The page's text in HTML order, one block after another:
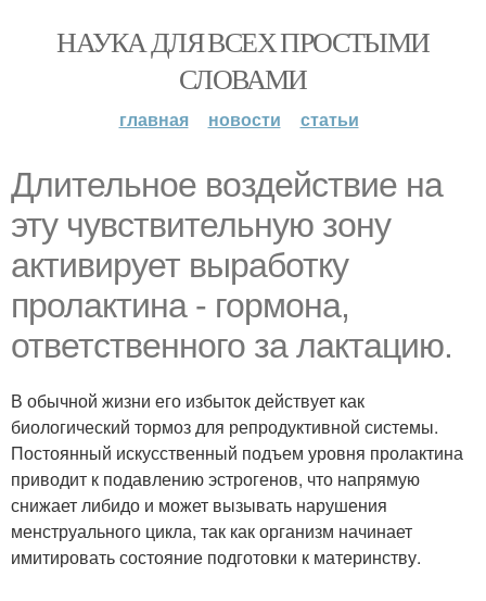
НАУКА ДЛЯ ВСЕХ ПРОСТЫМИ
СЛОВАМИ
главная новости статьи
Длительное воздействие на
эту чувствительную зону
активирует выработку
пролактина - гормона,
ответственного за лактацию.
В обычной жизни его избыток действует как
биологический тормоз для репродуктивной системы.
Постоянный искусственный подъем уровня пролактина
приводит к подавлению эстрогенов, что напрямую
снижает либидо и может вызывать нарушения
менструального цикла, так как организм начинает
имитировать состояние подготовки к материнству.